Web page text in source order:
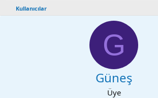
Kullanıcılar
G
Güneş
Üye